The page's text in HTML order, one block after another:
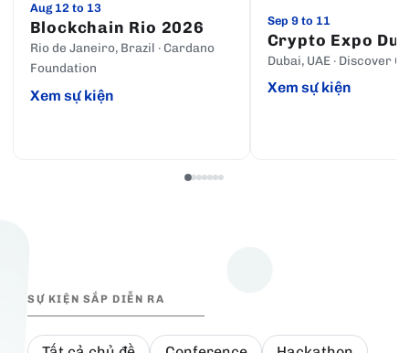
Aug 12 to 13
Blockchain Rio 2026
Rio de Janeiro, Brazil · Cardano
Foundation
Xem sự kiện
Sep 9 to 11
Crypto Expo
Dubai, UAE · Discover
Xem sự kiện
SỰ KIỆN SẮP DIỄN RA